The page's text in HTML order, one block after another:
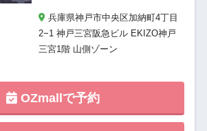
兵庫県神戸市中央区加納町4丁目
2−1 神戸三宮阪急ビル EKIZO神戸
三宮1階 山側ゾーン
OZmallで予約